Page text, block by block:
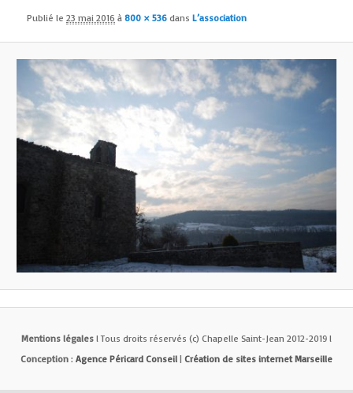
Publié le23 mai 2016 à800 × 536 dansL’association
Mentions légales l Tous droits réservés (c) Chapelle Saint-Jean 2012-2019 l
Conception : Agence Péricard Conseil | Création de sites internet Marseille